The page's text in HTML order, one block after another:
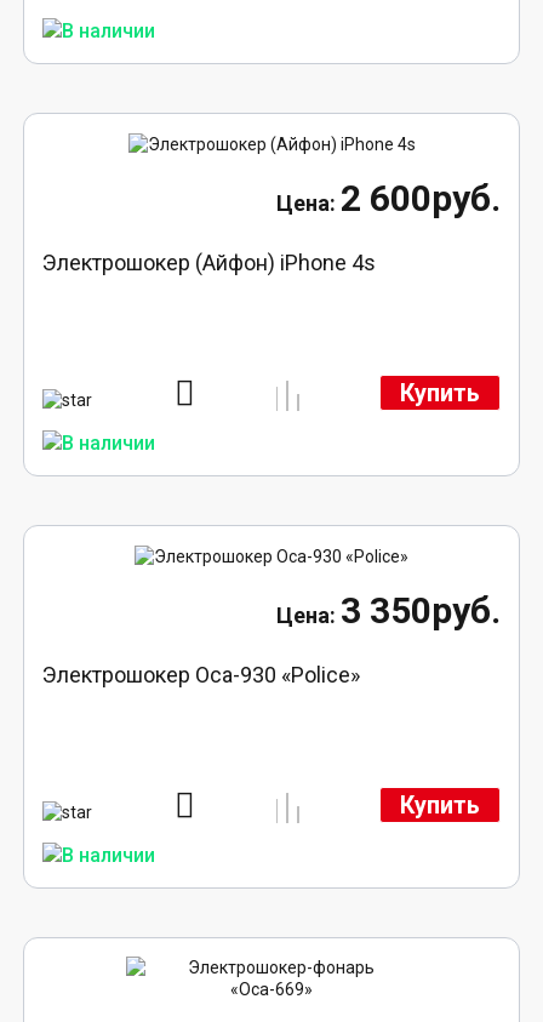
2 600руб.
Электрошокер (Айфон) iPhone 4s
Купить
3 350руб.
Электрошокер Оса-930 «Police»
Купить